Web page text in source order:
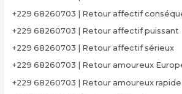
+229 68260703 | Retour affectif
+229 68260703 | Retour affectif puissant
+229 68260703 | Retour affectif sérieux
+229 68260703 | Retour amoureux
+229 68260703 | Retour amoureux rapide